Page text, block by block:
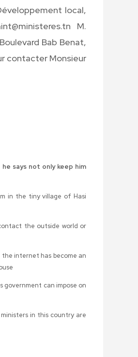
local,
M.
Bab Benat,
contacter Monsieur
says not only keep him
in the tiny village of Hasi
the outside world or
internet has become an
government can impose on
in this country are